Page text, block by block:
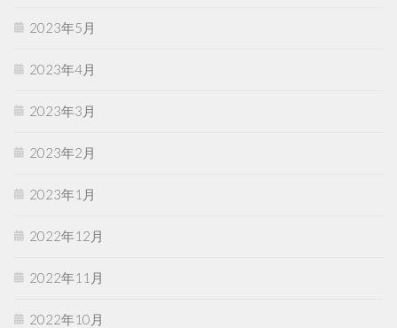
2023年5月
2023年4月
2023年3月
2023年2月
2023年1月
2022年12月
2022年11月
2022年10月